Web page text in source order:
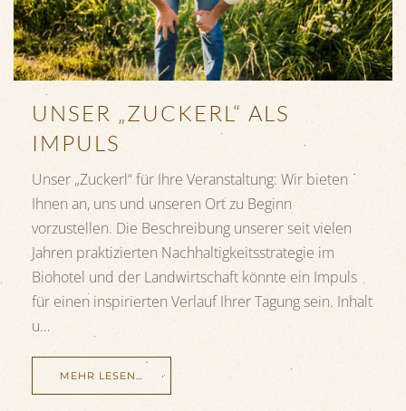
UNSER „ZUCKERL“ ALS
IMPULS
Unser „Zuckerl“ für Ihre Veranstaltung: Wir bieten
Ihnen an, uns und unseren Ort zu Beginn
vorzustellen. Die Beschreibung unserer seit vielen
Jahren praktizierten Nachhaltigkeitsstrategie im
Biohotel und der Landwirtschaft könnte ein Impuls
für einen inspirierten Verlauf Ihrer Tagung sein. Inhalt
u…
MEHR LESEN…